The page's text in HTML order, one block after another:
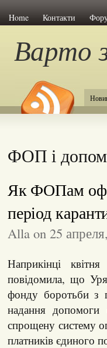
Home Контакти
Варто
ФОП і
Як ФОПам
період
Alla on 25
Наприкінці
повідомила, що
фонду боротьби з
надання допомоги
спрощену систему
платників єдиного